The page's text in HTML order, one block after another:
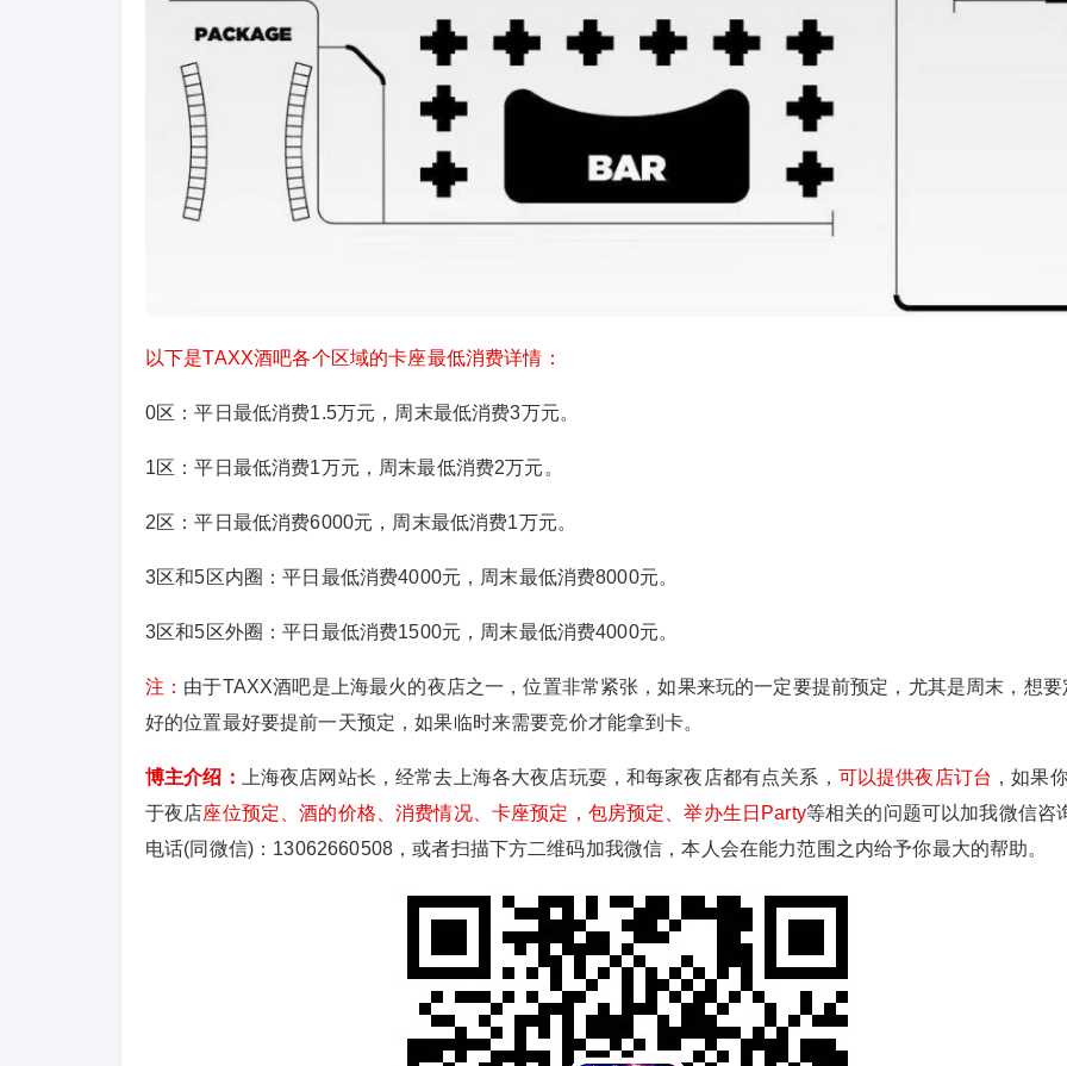
以下是TAXX酒吧各个区域的卡座最低消费详情：
0区：平日最低消费1.5万元，周末最低消费3万元。
1区：平日最低消费1万元，周末最低消费2万元。
2区：平日最低消费6000元，周末最低消费1万元。
3区和5区内圈：平日最低消费4000元，周末最低消费8000元。
3区和5区外圈：平日最低消费1500元，周末最低消费4000元。
注： 由于TAXX酒吧是上海最火的夜店之一，位置非常紧张，如果来玩的一定要提前预定，尤其是周末，想要
好的位置最好要提前一天预定，如果临时来需要竞价才能拿到卡。
博主介绍： 上海夜店网站长，经常去上海各大夜店玩耍，和每家夜店都有点关系， 可以提供夜店订台 ，如果
于夜店座位预定、酒的价格、消费情况、卡座预定，包房预定、举办生日Party等相关的问题可以加我微信咨
电话(同微信)：13062660508，或者扫描下方二维码加我微信，本人会在能力范围之内给予你最大的帮助。
淡风，场地空旷诺大，占地超过3000平米，是上
多的升级改造，2021年9月1日重新开业，升级后
AXX酒吧身为上海最火的夜店之一，位置不管是
平时还是周末都非常紧张，以免到店后长时间的
散台，不同的位置价格不一样，分很多种低消价
格。 平时：周日—周四 周末：周五、周六 我们
首先来看下TAXX酒吧的卡座分布平面图： 以下
区：平日最低消费1.5万元，周末最低消费3万
元。 1区：平日最低消费1万元，周末最低消费2
万元。 2区：平日最低消费6000元，周末最低消
费1万元。 3区和5区内圈：平日最低消费4000
元，周末最低消费8000元。 3区和5区外圈：平日
最低消费1500元，周末最低消费4000元。 注：
5 元
20 元 50 元
您没有权限发布内容，请购买会员或者提升权